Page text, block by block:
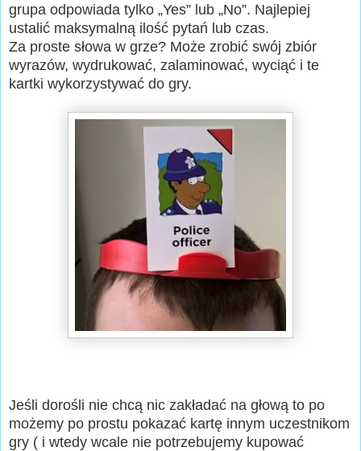
grupa odpowiada tylko „Yes” lub „No”. Najlepiej
ustalić maksymalną ilość pytań lub czas.
Za proste słowa w grze? Może zrobić swój zbiór
wyrazów, wydrukować, zalaminować, wyciąć i te
kartki wykorzystywać do gry.
Jeśli dorośli nie chcą nic zakładać na głową to po
możemy po prostu pokazać kartę innym uczestnikom
gry ( i wtedy wcale nie potrzebujemy kupować